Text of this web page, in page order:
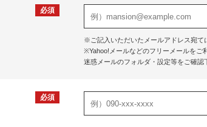
必須
※ご記入いただいたメールアドレス宛て
※Yahoo!メールなどのフリーメールをご
迷惑メールのフォルダ・設定等をご確認
必須